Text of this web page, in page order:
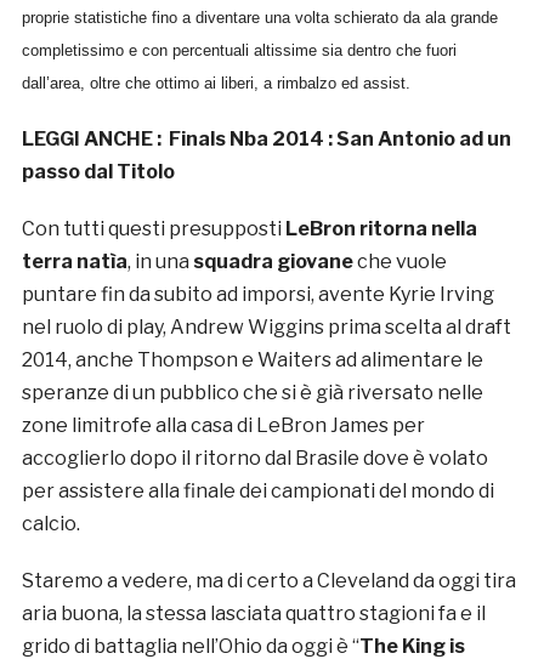
proprie statistiche fino a diventare una volta schierato da ala grande
completissimo e con percentuali altissime sia dentro che fuori
dall’area, oltre che ottimo ai liberi, a rimbalzo ed assist.
LEGGI ANCHE : Finals Nba 2014 : San Antonio ad un
passo dal Titolo
Con tutti questi presupposti LeBron ritorna nella
terra natìa, in una squadra giovaneche vuole
puntare fin da subito ad imporsi, avente Kyrie Irving
nel ruolo di play, Andrew Wiggins prima scelta al draft
2014, anche Thompson e Waiters ad alimentare le
speranze di un pubblico che si è già riversato nelle
zone limitrofe alla casa di LeBron James per
accoglierlo dopo il ritorno dal Brasile dove è volato
per assistere alla finale dei campionati del mondo di
calcio.
Staremo a vedere, ma di certo a Cleveland da oggi tira
aria buona, la stessa lasciata quattro stagioni fa e il
grido di battaglia nell’Ohio da oggi è “The King is